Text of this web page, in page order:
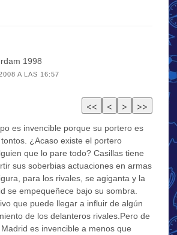
1998
A LAS 16:57
es invencible porque su portero es
¿Acaso existe el portero
que lo pare todo? Casillas tiene
sus soberbias actuaciones en armas
para los rivales, se agiganta y la
se empequeñece bajo su sombra.
que puede llegar a influir de algún
de los delanteros rivales.Pero de
es invencible a menos que